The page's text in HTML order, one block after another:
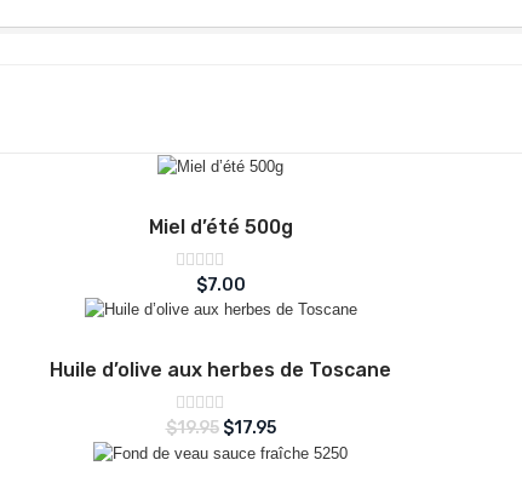
Miel d’été 500g
Note
sur
5
$7.00
Huile d’olive aux herbes de Toscane
Note
5
$19.95 $17.95